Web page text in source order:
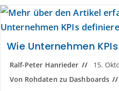
Wie Unternehmen
Ralf-Peter Hanrieder
15.
Von Rohdaten zu Dashboards